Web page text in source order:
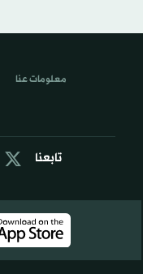
تابعنا
معلومات عنا